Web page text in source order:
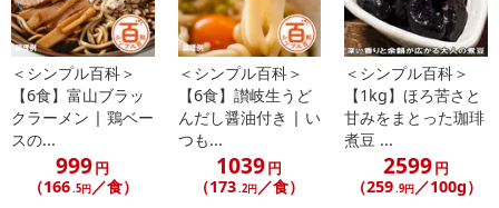
※送料はお試し費用に含まれております。
※お支払い方法は、電話料金合算払い、クレジットカード、dポイン
トの利用となります。
【発送・お届け・商品について】
※お申込み頂きました商品の同梱、お届けの日時指定はいたしかね
＜シンプル百科＞
【6食】富山ブラッ
クラーメン | 鶏ベー
スの...
999円
（166.5円／食）
＜シンプル百科＞
【6食】讃岐生うど
んだし醤油付き | い
つも...
1039円
（173.2円 ／食）
＜シンプル百科＞
【1kg】ほろ苦さと
甘みをまとった珈琲
煮豆 ...
2599円
（259.9円／100g）